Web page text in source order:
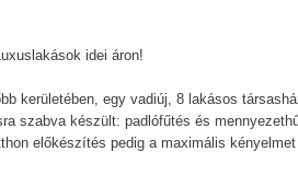
idei áron!
kerületében, egy vadiúj, 8 lakásos
szabva készült: padlófűtés és
előkészítés pedig a maximális kényelmet